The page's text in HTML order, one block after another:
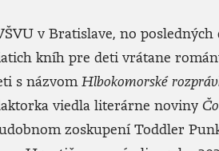
v Bratislave, no
kníh pre deti vrátane
s názvomHlbokomorské
viedla literárne noviny
zoskupení Toddler